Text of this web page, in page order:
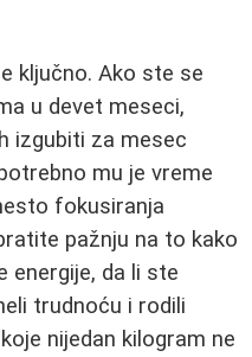
ključno. Ako ste se
u devet meseci,
izgubiti za mesec
mu je vreme
fokusiranja
pažnju na to kako
energije, da li ste
trudnoću i rodili
nijedan kilogram ne